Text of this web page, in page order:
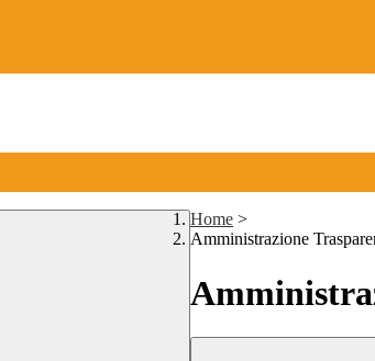
Home >
Amministrazione